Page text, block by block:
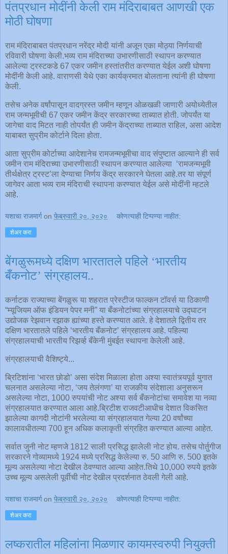
पंतप्रधान मोदींनी केली राम मंदिराबाबत आणखी एक
मोठी घोषणा
राम मंदिराबाबत पंतप्रधान नरेंद्र मोदी यांनी अजून एका मोठ्या निर्णयाची
रविवारी घोषणा केली.भव्य राम मंदिराच्या उभारणीसाठी स्थापन करण्यात
आलेल्या ट्रस्टकडे 67 एकर जमीन हस्तांतरीत करण्यात येईल अशी घोषणा
मोदींनी केली आहे. वाराणसी येथे एका कार्यक्रमात बोलताना त्यांनी ही घोषणा
केली.
तसेच अनेक वर्षांपासून वादग्रस्त जमीन म्हणून ओळखळी जाणारी अयोध्येतील
राम जन्मभूमीची 67 एकर जमीन केंद्र सरकारच्या ताब्यात होती. जोपर्यंत या
जागेचा वाद मिटत नाही तोपर्यंत ही जमीन केंद्राच्या ताब्यात राहिल, असा आदेश
याबाबत सुप्रीम कोर्टाने दिला होता.
आता सुप्रीम कोर्टाच्या आदेशानेच रामजन्मभूमीचा वाद संपुष्टात आल्याने ही सर्व
जमीन राम मंदिराच्या उभारणीसाठी स्थापन करण्यात आलेल्या ‘रामजन्मभूमी
तीर्थक्षेत्र ट्रस्ट’ला देण्याचा निर्णय केंद्र सरकारने घेतला आहे.तर या संपूर्ण
जागेवर आता भव्य राम मंदिराची स्थापना करण्यात येईल असे मोदींनी म्हटले
आहे.
यशाचा राजमार्ग on फेब्रुवारी २०, २०२० कोणत्याही टिप्पण्‍या नाहीत:
शेअर करा
बेंगळुरूमध्ये दक्षिण भारतातले पहिले ‘भारतीय
बँकनोट’ संग्रहालय..
कर्नाटक राज्याच्या बेंगळुरू या शहरात प्रेस्टीज फाल्कन टॉवर्स या ठिकाणी
“म्यूजियम ऑफ इंडियन पेपर मनी” या बँकनोटांच्या संग्रहालयाचे उद्घाटन
उद्योजक रेझवान रझाक ह्यांच्या हस्ते करण्यात आले. हे देशातले द्वितीय तर
दक्षिण भारतातले पहिले ‘भारतीय बँकनोट’ संग्रहालय आहे. पहिल्या
संग्रहालयाची भारतीय रिझर्व्ह बँकेनी मुंबईत स्थापना केलेली आहे.
संग्रहालयाची वैशिष्ट्ये...
ब्रिटिशांना ‘भारत छोडो’ असा संदेश मिळाला होता अश्या स्वातंत्र्यपूर्व युगात
चलनात असलेल्या नोटा, ‘जय तेलंगणा’ या राजकीय संदेशाला अनुसरून
असलेल्या नोटा, 1000 रुपयांची नोट अश्या सर्व बँकनोटांचा समावेश या नव्या
संग्रहालयात करण्यात आला आहे.ब्रिटीश राजवटीआधीच देशात विकसित
झालेल्या कागदी नोटांनी भरलेल्या या संग्रहालयात गेल्या 20 वर्षांच्या
कालावधीतल्या 700 हून अधिक कलाकृती संग्रहित करण्यात आल्या आहेत.
सर्वात जुनी नोट म्हणजे 1812 साली प्रसिद्ध झालेली नोट होय. तसेच पोर्तुगीज
सरकारने गोव्यामध्ये 1924 मध्ये प्रसिद्ध केलेल्या रु. 50 आणि रु. 500 इतके
मूल्य असलेल्या नोटा देखील ठेवण्यात आल्या आहेत.तिथे 10,000 रुपये इतके
उच्च मूल्य असलेली पूर्वीची नोट देखील प्रदर्शनात ठेवली गेली आहे.
यशाचा राजमार्ग on फेब्रुवारी २०, २०२० कोणत्याही टिप्पण्‍या नाहीत:
शेअर करा
लष्करातील महिलांना मिळणार कायमस्वरुपी नियुक्ती